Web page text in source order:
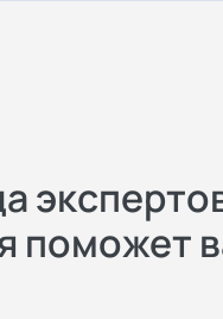
поможет